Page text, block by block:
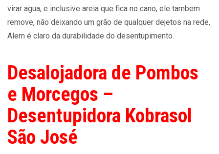
virar agua, e inclusive areia que fica no cano, ele tambem
remove, não deixando um grão de qualquer dejetos na rede,
Alem é claro da durabilidade do desentupimento.
Desalojadora de Pombos
e Morcegos –
Desentupidora Kobrasol
São José